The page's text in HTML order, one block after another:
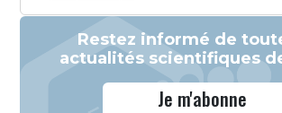
Restez informé de
actualités scientifiques
Je m'abonne